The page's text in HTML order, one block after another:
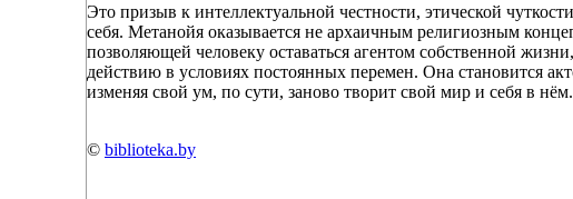
Это призыв к интеллектуальной честности, этической
себя. Метанойя оказывается не архаичным религиозным
позволяющей человеку оставаться агентом собственной
действию в условиях постоянных перемен. Она становится
изменяя свой ум, по сути, заново творит свой мир и себя в нём.
© biblioteka.by